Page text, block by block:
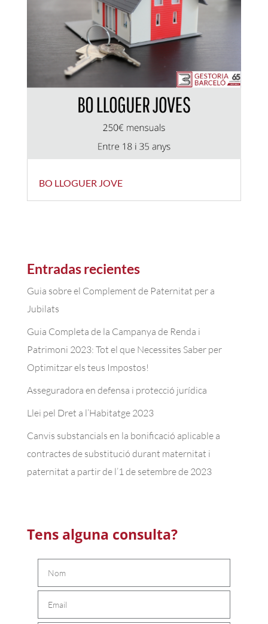
BO LLOGUER JOVE
Entradas recientes
Guia sobre el Complement de Paternitat per a
Jubilats
Guia Completa de la Campanya de Renda i
Patrimoni 2023: Tot el que Necessites Saber per
Optimitzar els teus Impostos!
Asseguradora en defensa i protecció jurídica
Llei pel Dret a l’Habitatge 2023
Canvis substancials en la bonificació aplicable a
contractes de substitució durant maternitat i
paternitat a partir de l’1 de setembre de 2023
Tens alguna consulta?